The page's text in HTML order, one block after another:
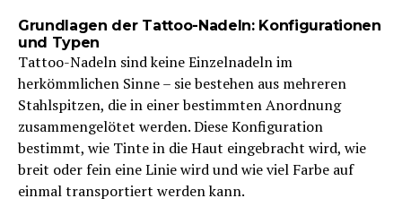
Grundlagen der Tattoo-Nadeln: Konfigurationen
und Typen
Tattoo-Nadeln sind keine Einzelnadeln im
herkömmlichen Sinne – sie bestehen aus mehreren
Stahlspitzen, die in einer bestimmten Anordnung
zusammengelötet werden. Diese Konfiguration
bestimmt, wie Tinte in die Haut eingebracht wird, wie
breit oder fein eine Linie wird und wie viel Farbe auf
einmal transportiert werden kann.